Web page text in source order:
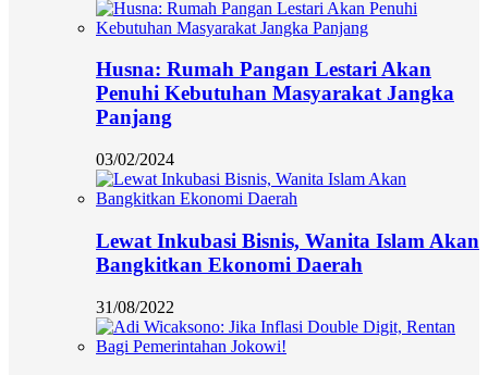
Husna: Rumah Pangan Lestari Akan
Penuhi Kebutuhan Masyarakat Jangka
Panjang
03/02/2024
Lewat Inkubasi Bisnis, Wanita Islam Akan
Bangkitkan Ekonomi Daerah
31/08/2022